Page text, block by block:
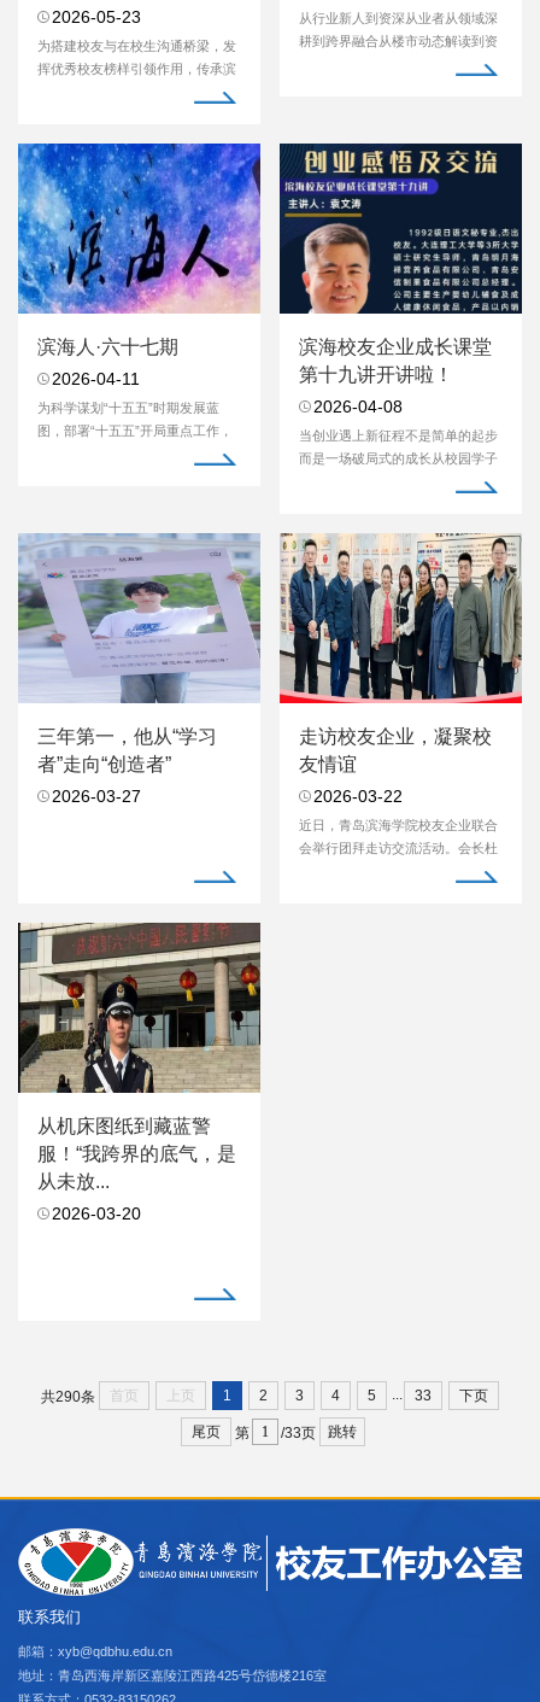
2026-05-23
为搭建校友与在校生沟通桥梁，发
挥优秀校友榜样引领作用，传承滨
从行业新人到资深从业者从领域深
耕到跨界融合从楼市动态解读到资
滨海人·六十七期
2026-04-11
为科学谋划“十五五”时期发展蓝
图，部署“十五五”开局重点工作，
滨海校友企业成长课堂
第十九讲开讲啦！
2026-04-08
当创业遇上新征程不是简单的起步
而是一场破局式的成长从校园学子
三年第一，他从“学习
者”走向“创造者”
2026-03-27
走访校友企业，凝聚校
友情谊
2026-03-22
近日，青岛滨海学院校友企业联合
会举行团拜走访交流活动。会长杜
从机床图纸到藏蓝警
服！“我跨界的底气，是
从未放...
2026-03-20
共290条 首页 上页 1 2 3 4 5 ... 33 下页
尾页 第 /33页 跳转
联系我们
邮箱：xyb@qdbhu.edu.cn
地址：青岛西海岸新区嘉陵江西路425号岱德楼216室